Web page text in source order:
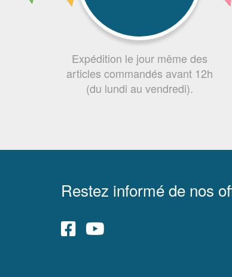
Expédition le jour même des
articles commandés avant 12h
(du lundi au vendredi).
Restez informé de nos